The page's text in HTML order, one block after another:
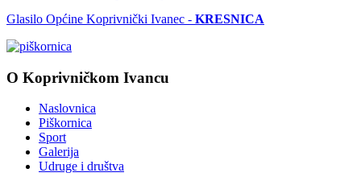
Glasilo Općine Koprivnički Ivanec - KRESNICA
O Koprivničkom Ivancu
Naslovnica
Piškornica
Sport
Galerija
Udruge i društva